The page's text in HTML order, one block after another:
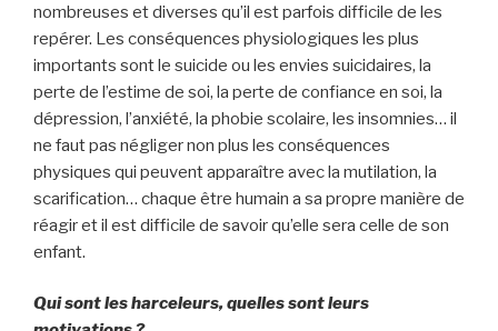
nombreuses et diverses qu’il est parfois difficile de les
repérer. Les conséquences physiologiques les plus
importants sont le suicide ou les envies suicidaires, la
perte de l’estime de soi, la perte de confiance en soi, la
dépression, l’anxiété, la phobie scolaire, les insomnies… il
ne faut pas négliger non plus les conséquences
physiques qui peuvent apparaître avec la mutilation, la
scarification… chaque être humain a sa propre manière de
réagir et il est difficile de savoir qu’elle sera celle de son
enfant.
Qui sont les harceleurs, quelles sont leurs